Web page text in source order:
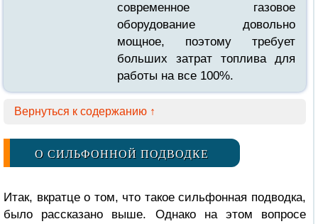
современное газовое
оборудование довольно
мощное, поэтому требует
больших затрат топлива для
работы на все 100%.
Вернуться к содержанию ↑
О СИЛЬФОННОЙ ПОДВОДКЕ
Итак, вкратце о том, что такое сильфонная подводка,
было рассказано выше. Однако на этом вопросе